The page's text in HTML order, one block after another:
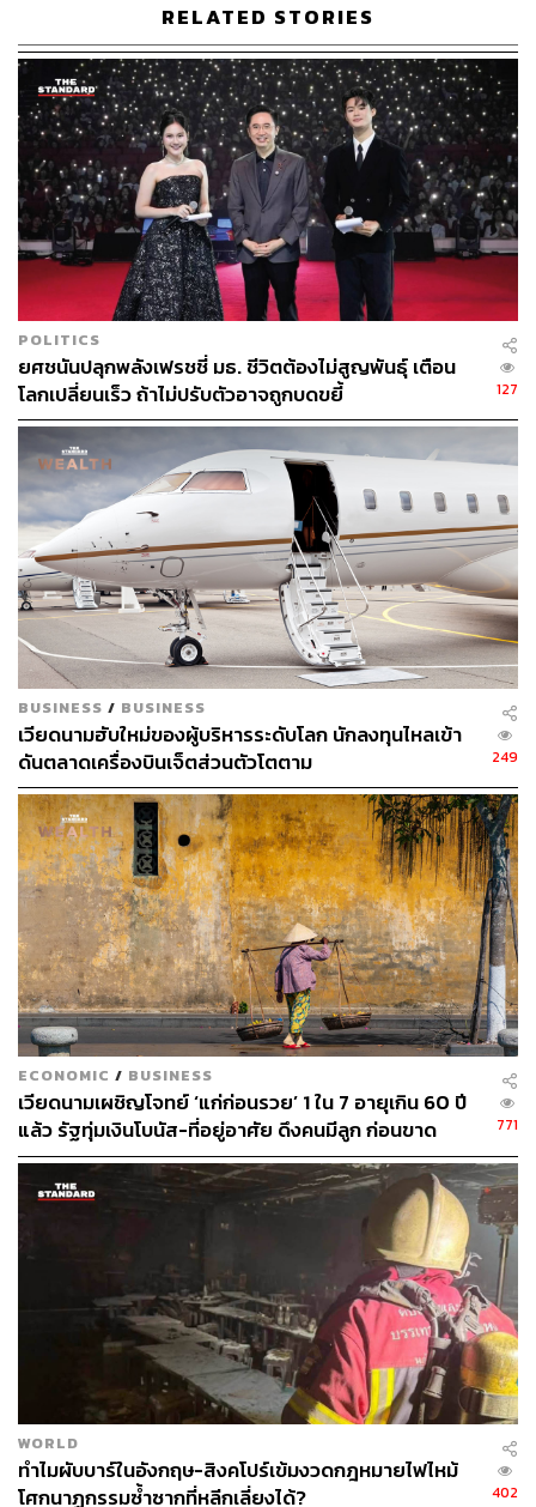
Una-Don ของร้าน Man Man Unagi ที่ได้รับรางวัลบิบ กูร์มอ
งด์
นอกจากนี้ยังมีร้านอาหารชื่อดังอื่นๆ อีกมากมาย ที่ขนทัพมา
เอาใจนักชิมโดยเฉพาะ อาทิ Man Man Unagi ที่ได้รับรางวัล
บิบ กูร์มองด์ (Bib Gourmand) เตรียมนำ Una-Don หรือข้าว
หน้าปลาไหลชื่อดังมาเสิร์ฟในงาน หรือร้านอาหารท้องถิ่น
เลื่องชื่ออย่าง New Ubin Seafood ที่ได้รับรางวัลบิบ กูร์มองด์
เช่นกัน พร้อมนำเสนอ Heart Attack Fried Rice ข้าวผัดที่ผู้คน
ต่างกล่าวขานถึง รวมไปถึงร้านอาหารสไตล์ฮอว์กเกอร์ หรือ
ร้านอาหารสไตล์ฟู้ดคอร์ตและแผงลอย แต่รสชาติไม่เป็นสอง
รองใคร เช่น Traditional Haig Road Putu Piring, 168 CMY
Satay และ Zhong Guo La Mian Xiao Long Bao
Singapore Style Ramen Mini Bowl
จุดเด่นของงานยังไม่จบเพียงเท่านั้น เพราะร้านอาหารดีกรีไม่
ธรรมดาที่ได้รับดาวมิชลินสามดวงอย่าง Joël Robuchon ก็
เตรียมเสิร์ฟขนมปังอบสดใหม่ และขนมหวานหลากชนิดให้ผู้
ร่วมงานได้มาลอง ในขณะที่ Song of India ร้านอาหารที่ได้
รับดาวมิชลินหนึ่งดาว จะจับคู่แป้งนานหลากชนิดคู่กับบัตเต
อร์ชิกเก้นหรือแกงไก่แบบอินเดียรสชาติเข้มข้น นอกจากนี้ยัง
มีร้านอาหารที่ได้รับรางวัลบิบ กูร์มองด์ A Noodle Story ที่จะ
มานำเสนอราเมนสไตล์สิงคโปร์
RELATED STORIES
POLITICS
ยศชนันปลุกพลังเฟรชชี่ มธ. ชีวิตต้องไม่สูญพันธุ์ เตือน
โลกเปลี่ยนเร็ว ถ้าไม่ปรับตัวอาจถูกบดขยี้
127
BUSINESS / BUSINESS
เวียดนามฮับใหม่ของผู้บริหารระดับโลก นักลงทุนไหลเข้า
ดันตลาดเครื่องบินเจ็ตส่วนตัวโตตาม
249
ECONOMIC / BUSINESS
เวียดนามเผชิญโจทย์ ‘แก่ก่อนรวย’ 1 ใน 7 อายุเกิน 60 ปี
แล้ว รัฐทุ่มเงินโบนัส-ที่อยู่อาศัย ดึงคนมีลูก ก่อนขาด
แรงงานหนุนเศรษฐกิจ
771
WORLD
ทำไมผับบาร์ในอังกฤษ-สิงคโปร์เข้มงวดกฎหมายไฟไหม้
โศกนาฏกรรมซ้ำซากที่หลีกเลี่ยงได้?
402